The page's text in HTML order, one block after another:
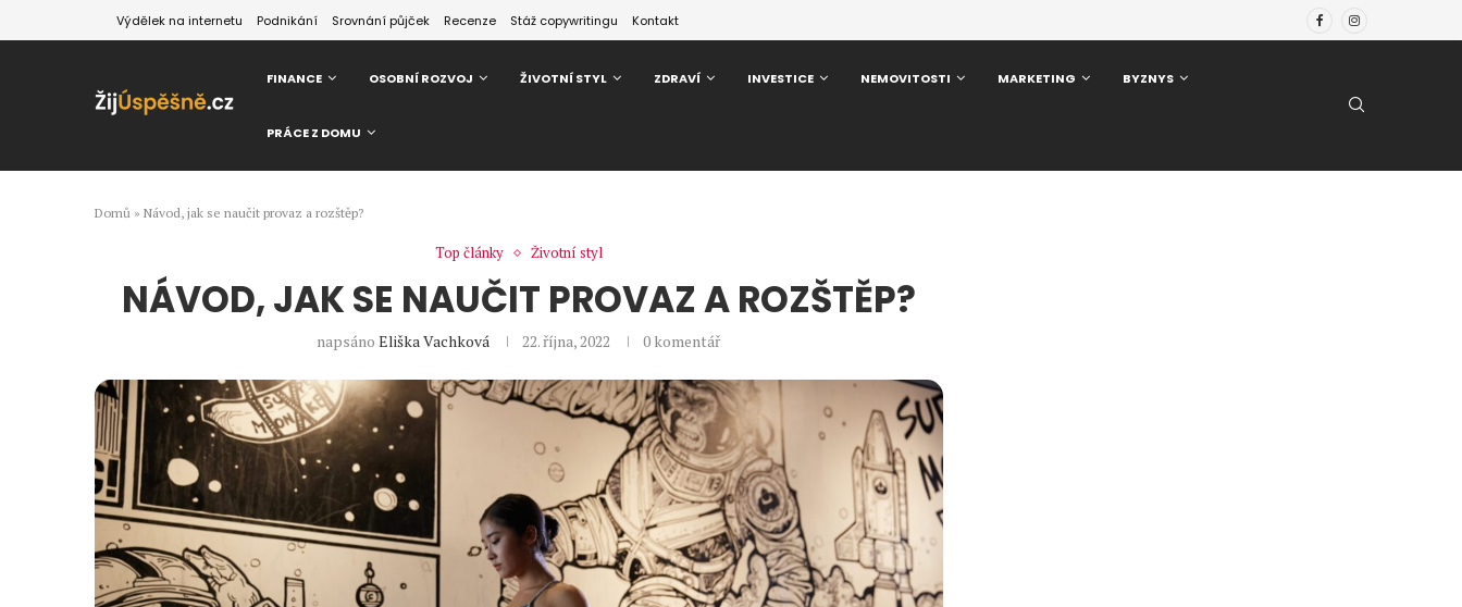
Výdělek na internetu Podnikání Srovnání půjček Recenze Stáž copywritingu Kontakt
FINANCE OSOBNÍ ROZVOJ ŽIVOTNÍ STYL ZDRAVÍ INVESTICE NEMOVITOSTI MARKETING BYZNYS
PRÁCE Z DOMU
Domů » Návod, jak se naučit provaz a rozštěp?
Top články Životní styl
NÁVOD, JAK SE NAUČIT PROVAZ A ROZŠTĚP?
napsánoEliška Vachková 22. října, 2022 0 komentář